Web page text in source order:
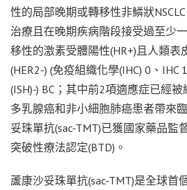
性的局部晚期或轉移性非鱗狀
治療且在晚期疾病階段接受過至少
移性的激素受體陽性(HR+)且人類表
(HER2-) (免疫組織化學(IHC) 0、IHC
(ISH)-) BC；其中前2項適應症已經
多乳腺癌和非小細胞肺癌患者帶來
妥珠單抗(sac-TMT)已獲國家藥品監
突破性療法認定(BTD)。
蘆康沙妥珠單抗(sac-TMT)是全球首